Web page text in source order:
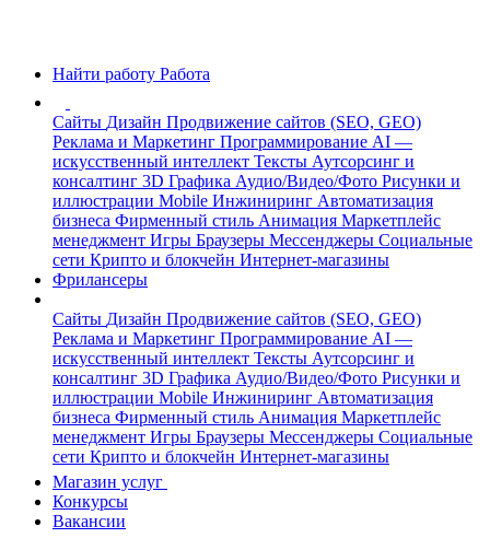
Найти работу Работа
Сайты Дизайн Продвижение сайтов (SEO, GEO)
Реклама и Маркетинг Программирование AI —
искусственный интеллект Тексты Аутсорсинг и
консалтинг 3D Графика Аудио/Видео/Фото Рисунки и
иллюстрации Mobile Инжиниринг Автоматизация
бизнеса Фирменный стиль Анимация Маркетплейс
менеджмент Игры Браузеры Мессенджеры Социальные
сети Крипто и блокчейн Интернет-магазины
Фрилансеры
Сайты Дизайн Продвижение сайтов (SEO, GEO)
Реклама и Маркетинг Программирование AI —
искусственный интеллект Тексты Аутсорсинг и
консалтинг 3D Графика Аудио/Видео/Фото Рисунки и
иллюстрации Mobile Инжиниринг Автоматизация
бизнеса Фирменный стиль Анимация Маркетплейс
менеджмент Игры Браузеры Мессенджеры Социальные
сети Крипто и блокчейн Интернет-магазины
Магазин услуг
Конкурсы
Вакансии